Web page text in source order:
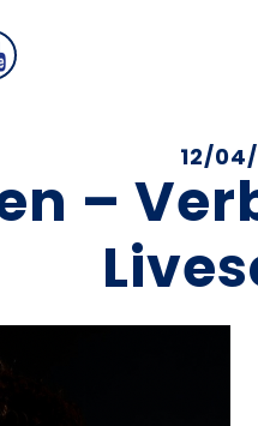
12/
–